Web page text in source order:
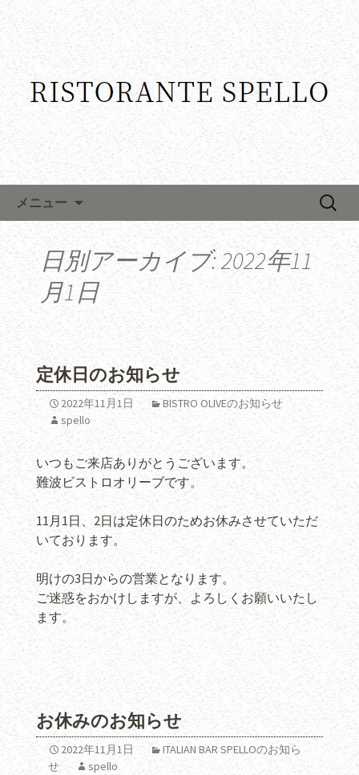
メニュー
検
日別アーカイブ: 2022年11
月1日
定休日のお知らせ
2022年11月1日
BISTRO OLIVEのお知らせ
spello
いつもご来店ありがとうございます。
難波ビストロオリーブです。
11月1日、2日は定休日のためお休みさせていただ
いております。
明けの3日からの営業となります。
ご迷惑をおかけしますが、よろしくお願いいたし
ます。
お休みのお知らせ
2022年11月1日
ITALIAN BAR SPELLOのお知ら
せ
spello